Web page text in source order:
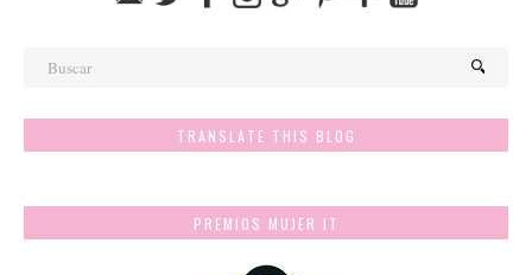
TRANSLATE THIS BLOG
PREMIOS MUJER IT